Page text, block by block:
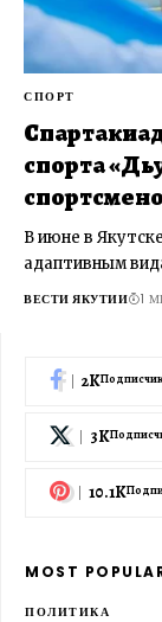
СПОРТ
спорта
В июне в
адаптивным
ВЕСТИ ЯКУТИИ 1
2K
3K
10.1K
MOST
ПОЛИТИКА